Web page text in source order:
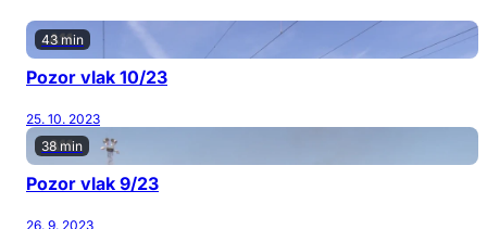
43 min
Pozor vlak 10/23
25. 10. 2023
38 min
Pozor vlak 9/23
26. 9. 2023